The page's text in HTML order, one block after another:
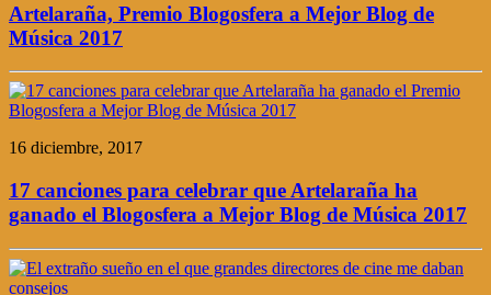
Artelaraña, Premio Blogosfera a Mejor Blog de
Música 2017
16 diciembre, 2017
17 canciones para celebrar que Artelaraña ha
ganado el Blogosfera a Mejor Blog de Música 2017